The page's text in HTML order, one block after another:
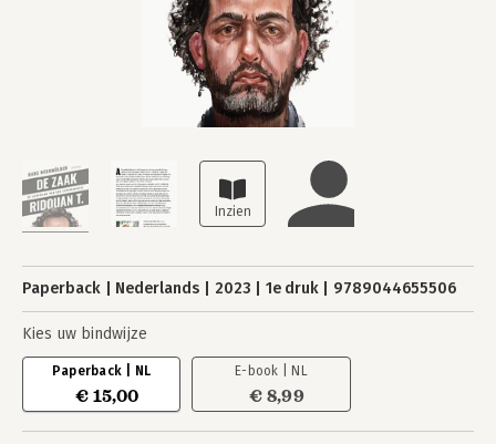
Paperback Nederlands 2023 1e druk 9789044655506
Kies uw bindwijze
Paperback | NL
€ 15,00
E-book | NL
€ 8,99